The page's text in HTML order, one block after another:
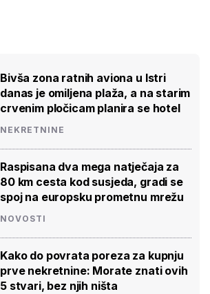
Bivša zona ratnih aviona u Istri
danas je omiljena plaža, a na starim
crvenim pločicam planira se hotel
NEKRETNINE
Raspisana dva mega natječaja za
80 km cesta kod susjeda, gradi se
spoj na europsku prometnu mrežu
NOVOSTI
Kako do povrata poreza za kupnju
prve nekretnine: Morate znati ovih
5 stvari, bez njih ništa